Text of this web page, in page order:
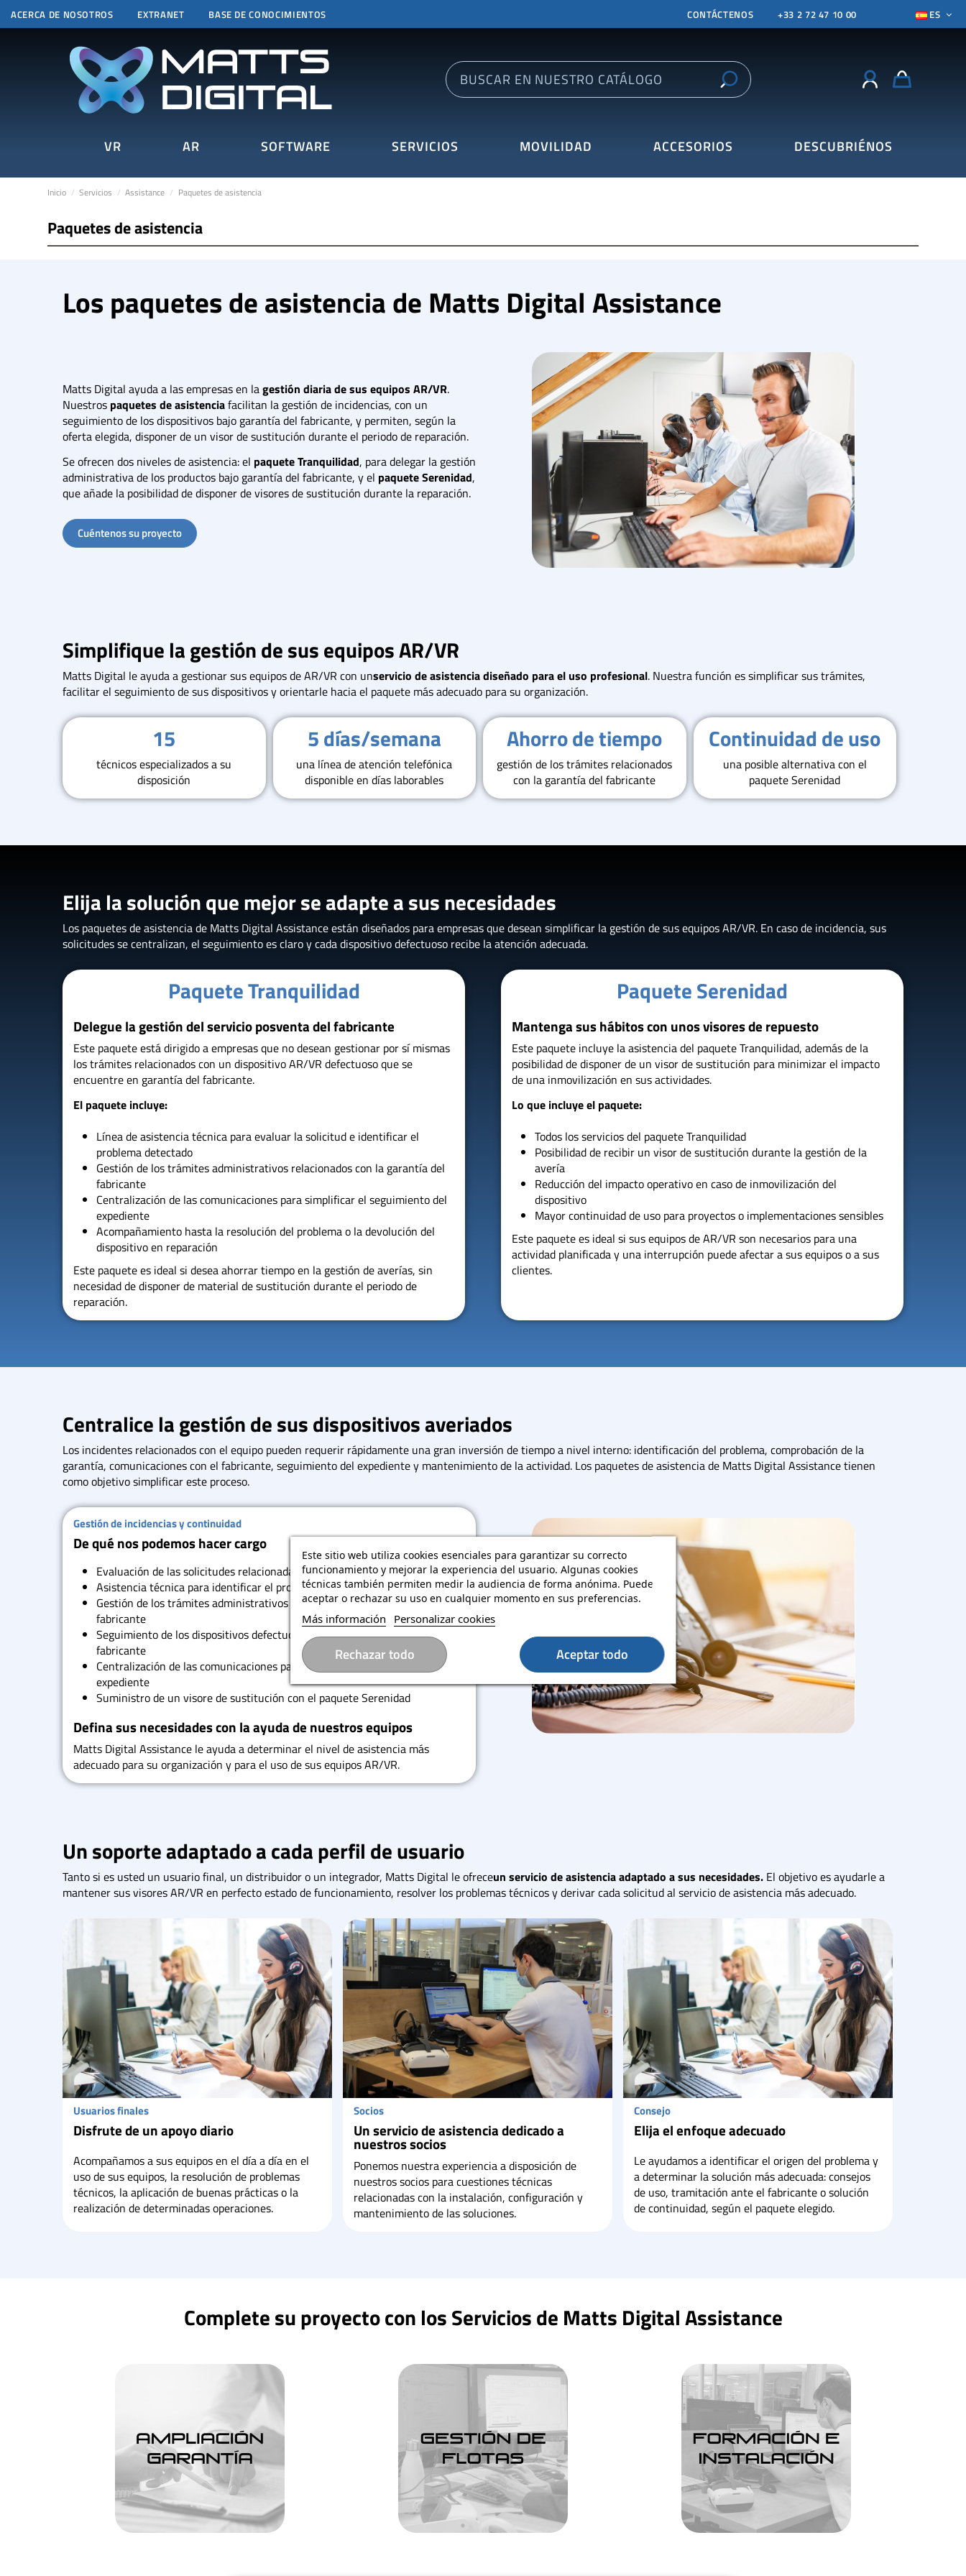
ACERCA DE NOSOTROS EXTRANET BASE DE CONOCIMIENTOS CONTÁCTENOS +33 2 72 47 10 00 ES
Este sitio web utiliza cookies esenciales para garantizar su correcto
funcionamiento y mejorar la experiencia del usuario. Algunas cookies
técnicas también permiten medir la audiencia de forma anónima. Puede
aceptar o rechazar su uso en cualquier momento en sus preferencias.
Más información Personalizar cookies
Rechazar todo Aceptar todo
VR AR SOFTWARE SERVICIOS MOVILIDAD ACCESORIOS DESCUBRIÉNOS
Inicio Servicios Assistance Paquetes de asistencia
Paquetes de asistencia
Los paquetes de asistencia de Matts Digital Assistance
Matts Digital ayuda a las empresas en lagestión diaria de sus equipos AR/VR.
Nuestros paquetes de asistenciafacilitan la gestión de incidencias, con un
seguimiento de los dispositivos bajo garantía del fabricante, y permiten, según la
oferta elegida, disponer de un visor de sustitución durante el periodo de reparación.
Se ofrecen dos niveles de asistencia: el paquete Tranquilidad, para delegar la gestión
administrativa de los productos bajo garantía del fabricante, y el paquete Serenidad,
que añade la posibilidad de disponer de visores de sustitución durante la reparación.
Cuéntenos su proyecto
Simplifique la gestión de sus equipos AR/VR
Matts Digital le ayuda a gestionar sus equipos de AR/VR con unservicio de asistencia diseñado para el uso profesional. Nuestra función es simplificar sus trámites,
facilitar el seguimiento de sus dispositivos y orientarle hacia el paquete más adecuado para su organización.
15
técnicos especializados a su
disposición
5 días/semana
una línea de atención telefónica
disponible en días laborables
Ahorro de tiempo
gestión de los trámites relacionados
con la garantía del fabricante
Continuidad de uso
una posible alternativa con el
paquete Serenidad
Elija la solución que mejor se adapte a sus necesidades
Los paquetes de asistencia de Matts Digital Assistance están diseñados para empresas que desean simplificar la gestión de sus equipos AR/VR. En caso de incidencia, sus
solicitudes se centralizan, el seguimiento es claro y cada dispositivo defectuoso recibe la atención adecuada.
Paquete Tranquilidad
Delegue la gestión del servicio posventa del fabricante
Este paquete está dirigido a empresas que no desean gestionar por sí mismas
los trámites relacionados con un dispositivo AR/VR defectuoso que se
encuentre en garantía del fabricante.
El paquete incluye:
Línea de asistencia técnica para evaluar la solicitud e identificar el
problema detectado
Gestión de los trámites administrativos relacionados con la garantía del
fabricante
Centralización de las comunicaciones para simplificar el seguimiento del
expediente
Acompañamiento hasta la resolución del problema o la devolución del
dispositivo en reparación
Este paquete es ideal si desea ahorrar tiempo en la gestión de averías, sin
necesidad de disponer de material de sustitución durante el periodo de
reparación.
Paquete Serenidad
Mantenga sus hábitos con unos visores de repuesto
Este paquete incluye la asistencia del paquete Tranquilidad, además de la
posibilidad de disponer de un visor de sustitución para minimizar el impacto
de una inmovilización en sus actividades.
Lo que incluye el paquete:
Todos los servicios del paquete Tranquilidad
Posibilidad de recibir un visor de sustitución durante la gestión de la
avería
Reducción del impacto operativo en caso de inmovilización del
dispositivo
Mayor continuidad de uso para proyectos o implementaciones sensibles
Este paquete es ideal si sus equipos de AR/VR son necesarios para una
actividad planificada y una interrupción puede afectar a sus equipos o a sus
clientes.
Centralice la gestión de sus dispositivos averiados
Los incidentes relacionados con el equipo pueden requerir rápidamente una gran inversión de tiempo a nivel interno: identificación del problema, comprobación de la
garantía, comunicaciones con el fabricante, seguimiento del expediente y mantenimiento de la actividad. Los paquetes de asistencia de Matts Digital Assistance tienen
como objetivo simplificar este proceso.
Gestión de incidencias y continuidad
De qué nos podemos hacer cargo
Evaluación de las solicitudes relacionadas con sus equipos AR/VR
Asistencia técnica para identificar el problema detectado
Gestión de los trámites administrativos con el servicio posventa del
fabricante
Seguimiento de los dispositivos defectuosos cubiertos por la garantía del
fabricante
Centralización de las comunicaciones para facilitar la tramitación del
expediente
Suministro de un visore de sustitución con el paquete Serenidad
Defina sus necesidades con la ayuda de nuestros equipos
Matts Digital Assistance le ayuda a determinar el nivel de asistencia más
adecuado para su organización y para el uso de sus equipos AR/VR.
Un soporte adaptado a cada perfil de usuario
Tanto si es usted un usuario final, un distribuidor o un integrador, Matts Digital le ofreceun servicio de asistencia adaptado a sus necesidades. El objetivo es ayudarle a
mantener sus visores AR/VR en perfecto estado de funcionamiento, resolver los problemas técnicos y derivar cada solicitud al servicio de asistencia más adecuado.
Usuarios finales
Disfrute de un apoyo diario
Acompañamos a sus equipos en el día a día en el
uso de sus equipos, la resolución de problemas
técnicos, la aplicación de buenas prácticas o la
realización de determinadas operaciones.
Socios
Un servicio de asistencia dedicado a
nuestros socios
Ponemos nuestra experiencia a disposición de
nuestros socios para cuestiones técnicas
relacionadas con la instalación, configuración y
mantenimiento de las soluciones.
Consejo
Elija el enfoque adecuado
Le ayudamos a identificar el origen del problema y
a determinar la solución más adecuada: consejos
de uso, tramitación ante el fabricante o solución
de continuidad, según el paquete elegido.
Complete su proyecto con los Servicios de Matts Digital Assistance